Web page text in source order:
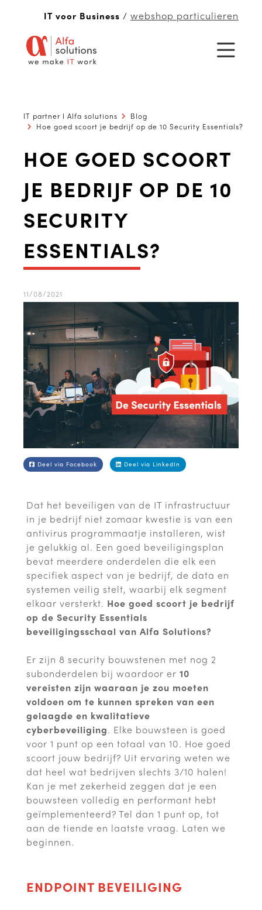
IT voor Business / webshop particulieren
IT partner I Alfa solutions
Blog
Hoe goed scoort je bedrijf op de 10 Security Essentials?
HOE GOED SCOORT
JE BEDRIJF OP DE 10
SECURITY
ESSENTIALS?
11/08/2021
Deel via Facebook Deel via LinkedIn
Dat het beveiligen van de IT infrastructuur
in je bedrijf niet zomaar kwestie is van een
antivirus programmaatje installeren, wist
je gelukkig al. Een goed beveiligingsplan
bevat meerdere onderdelen die elk een
specifiek aspect van je bedrijf, de data en
systemen veilig stelt, waarbij elk segment
elkaar versterkt. Hoe goed scoort je bedrijf
op de Security Essentials
beveiligingsschaal van Alfa Solutions?
Er zijn 8 security bouwstenen met nog 2
subonderdelen bij waardoor er 10
vereisten zijn waaraan je zou moeten
voldoen om te kunnen spreken van een
gelaagde en kwalitatieve
cyberbeveiliging. Elke bouwsteen is goed
voor 1 punt op een totaal van 10. Hoe goed
scoort jouw bedrijf? Uit ervaring weten we
dat heel wat bedrijven slechts 3/10 halen!
Kan je met zekerheid zeggen dat je een
bouwsteen volledig en performant hebt
geïmplementeerd? Tel dan 1 punt op, tot
aan de tiende en laatste vraag. Laten we
beginnen.
ENDPOINT BEVEILIGING